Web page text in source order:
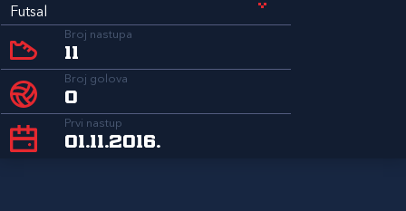
Futsal
Broj nastupa
11
Broj golova
0
Prvi nastup
01.11.2016.